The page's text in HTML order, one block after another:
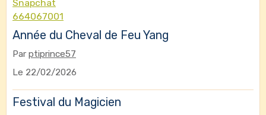
Année du Cheval de Feu Yang
Par ptiprince57
Le 22/02/2026
Festival du Magicien